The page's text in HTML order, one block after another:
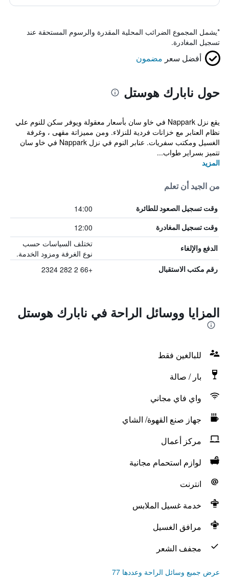
*يشمل المجموع الضرائب المحلية المقدرة والرسوم المستحقة عند
تسجيل المغادرة.
أفضل سعر مضمون
حول نابارك هوستل
يقع نزل Nappark في خاو سان بأسعار معقولة ويوفر سكن للنوم علي
نظام العنابر مع خزانات فردية للنزلاء. ومن مميزاتة مقهى ، وغرفة
الغسيل ومكتب سفريات. عنابر النوم في نزل Nappark في خاو سان
تتميز بسراير طواب...
المزيد
من الجيد أن تعلم
وقت تسجيل الصعود للطائرة 14:00
وقت تسجيل المغادرة 12:00
الدفع والإلغاء
تختلف السياسات حسب
نوع الغرفة ومزود الخدمة.
رقم مكتب الاستقبال +66 2 282 2324
المزايا ووسائل الراحة في نابارك هوستل
للبالغين فقط
بار / صالة
واي فاي مجاني
جهاز صنع القهوة/ الشاي
مركز أعمال
لوازم استحمام مجانية
انترنت
خدمة غسيل الملابس
مرافق الغسيل
مجفف الشعر
عرض جميع وسائل الراحة وعددها 77